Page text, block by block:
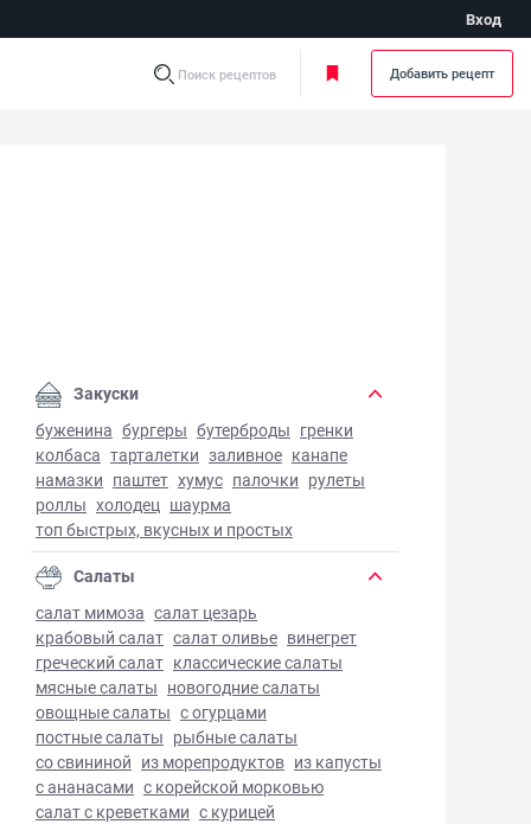
Вход
Поиск рецептов Добавить рецепт
с молоком - фото готового блюда
Закуски
буженина бургеры бутерброды гренки
колбаса тарталетки заливное канапе
намазки паштет хумус палочки рулеты
роллы холодец шаурма
топ быстрых, вкусных и простых
Салаты
салат мимоза салат цезарь
крабовый салат салат оливье винегрет
греческий салат классические салаты
мясные салаты новогодние салаты
овощные салаты с огурцами
постные салаты рыбные салаты
со свининой из морепродуктов из капусты
с ананасами с корейской морковью
салат с креветками с курицей